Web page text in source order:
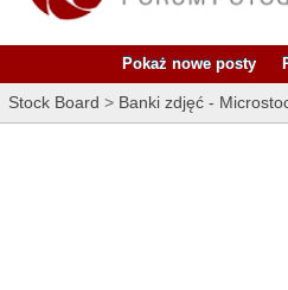
Pokaż nowe posty
Stock Board > Banki zdjęć -